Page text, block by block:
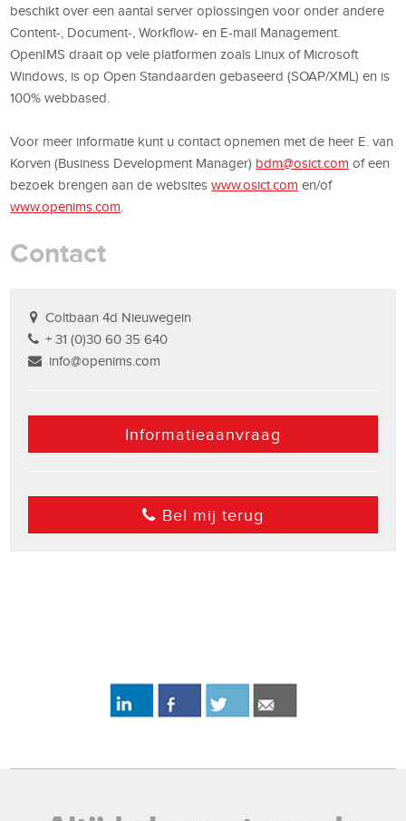
beschikt over een aantal server oplossingen voor onder andere
Content-, Document-, Workflow- en E-mail Management.
OpenIMS draait op vele platformen zoals Linux of Microsoft
Windows, is op Open Standaarden gebaseerd (SOAP/XML) en is
100% webbased.
Voor meer informatie kunt u contact opnemen met de heer E. van
Korven (Business Development Manager) bdm@osict.com of een
bezoek brengen aan de websiteswww.osict.com en/of
www.openims.com
Contact
Coltbaan 4d Nieuwegein
+ 31 (0)30 60 35 640
info@openims.com
Informatieaanvraag
Bel mij terug